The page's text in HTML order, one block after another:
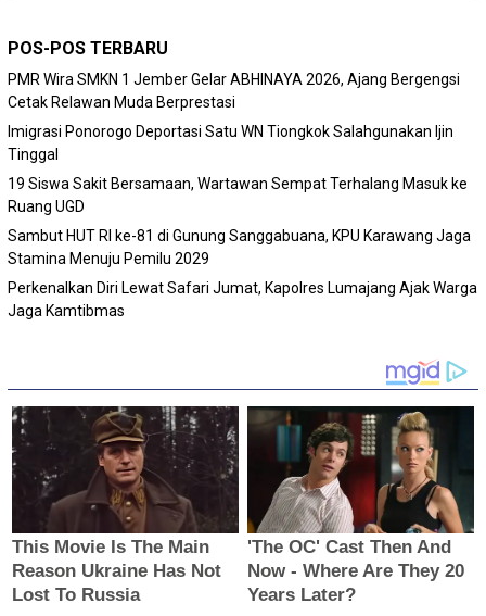
POS-POS TERBARU
PMR Wira SMKN 1 Jember Gelar ABHINAYA 2026, Ajang Bergengsi
Cetak Relawan Muda Berprestasi
Imigrasi Ponorogo Deportasi Satu WN Tiongkok Salahgunakan Ijin
Tinggal
19 Siswa Sakit Bersamaan, Wartawan Sempat Terhalang Masuk ke
Ruang UGD
Sambut HUT RI ke-81 di Gunung Sanggabuana, KPU Karawang Jaga
Stamina Menuju Pemilu 2029
Perkenalkan Diri Lewat Safari Jumat, Kapolres Lumajang Ajak Warga
Jaga Kamtibmas